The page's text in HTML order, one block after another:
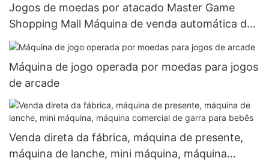
Jogos de moedas por atacado Master Game
Shopping Mall Máquina de venda automática de
brinquedos Máquina de garras
Máquina de jogo operada por moedas para jogos
de arcade
Venda direta da fábrica, máquina de presente,
máquina de lanche, mini máquina, máquina